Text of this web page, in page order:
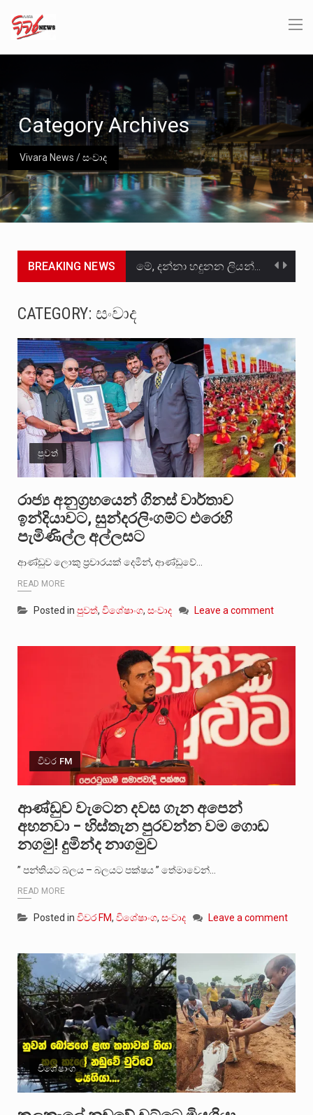
Vivara News /සංවාද
Category Archives
BREAKING NEWS මේ, දන්නා හඳුනන ලියන්නකුගේ නන්නාඳුනන අඩවියක සැරිසරා ලද ආස්වාදනීය මොහොතක සිංහාවලෝකනයකි .කෙටි කවියක දිගු බර…
උපරිමාධිකරණ විනිශ්චයකාරවරුන්ගේ හා ඉන් පහළ විනිශ්චයකාරවරුන්ගේ විශ්‍රාම වයස දීර්ඝ කිරීම සඳහා සකස් කර ඇති විසිදෙවන…
බන්ධනාගාර රැදවියන් 1,021 දෙනෙකු ඉකුත් වසර පහක කාලය තුලදී (2020 ජනවාරි 01 සිට 2025 දෙසැම්බර්…
මහර බන්ධනාගාරයේ අද ඇතිවූ සිද්ධියෙන් තුවාල ලැබූ බව කියන රැඳවියන් ගණන ඉහළ ගොස් තිබේ. ඒ…
අගෝස්තු මස දෙවන ඉරිදා ලිට් රූම් සූම් සංවාදය පැවැත්වෙන්නේ "කතා කරන මහ වැව" නම් නකතාවක්…
CATEGORY: සංවාද
පුවත්
රාජ්‍ය අනුග්‍රහයෙන් ගිනස් වාර්තාව
ඉන්දියාවට, සුන්දරලිංගම්ට එරෙහි
පැමිණිල්ල අල්ලසට
ආණ්ඩුව ලොකු ප්‍රචාරයක් දෙමින්, ආණ්ඩුවේ…
READ MORE
Posted in පුවත්, විශේෂාංග, සංවාද Leave a comment
විවර FM
ආණ්ඩුව වැටෙන දවස ගැන අපෙන්
අහනවා – හිස්තැන පුරවන්න වම ගොඩ
නගමු! දුමින්ද නාගමුව
” පන්තියට බලය – බලයට පක්ෂය ” තේමාවෙන්…
READ MORE
Posted in විවර FM, විශේෂාංග, සංවාද Leave a comment
විශේෂාංග